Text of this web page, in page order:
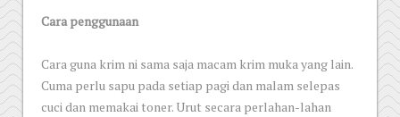
Cara penggunaan
Cara guna krim ni sama saja macam krim muka yang lain.
Cuma perlu sapu pada setiap pagi dan malam selepas
cuci dan memakai toner. Urut secara perlahan-lahan